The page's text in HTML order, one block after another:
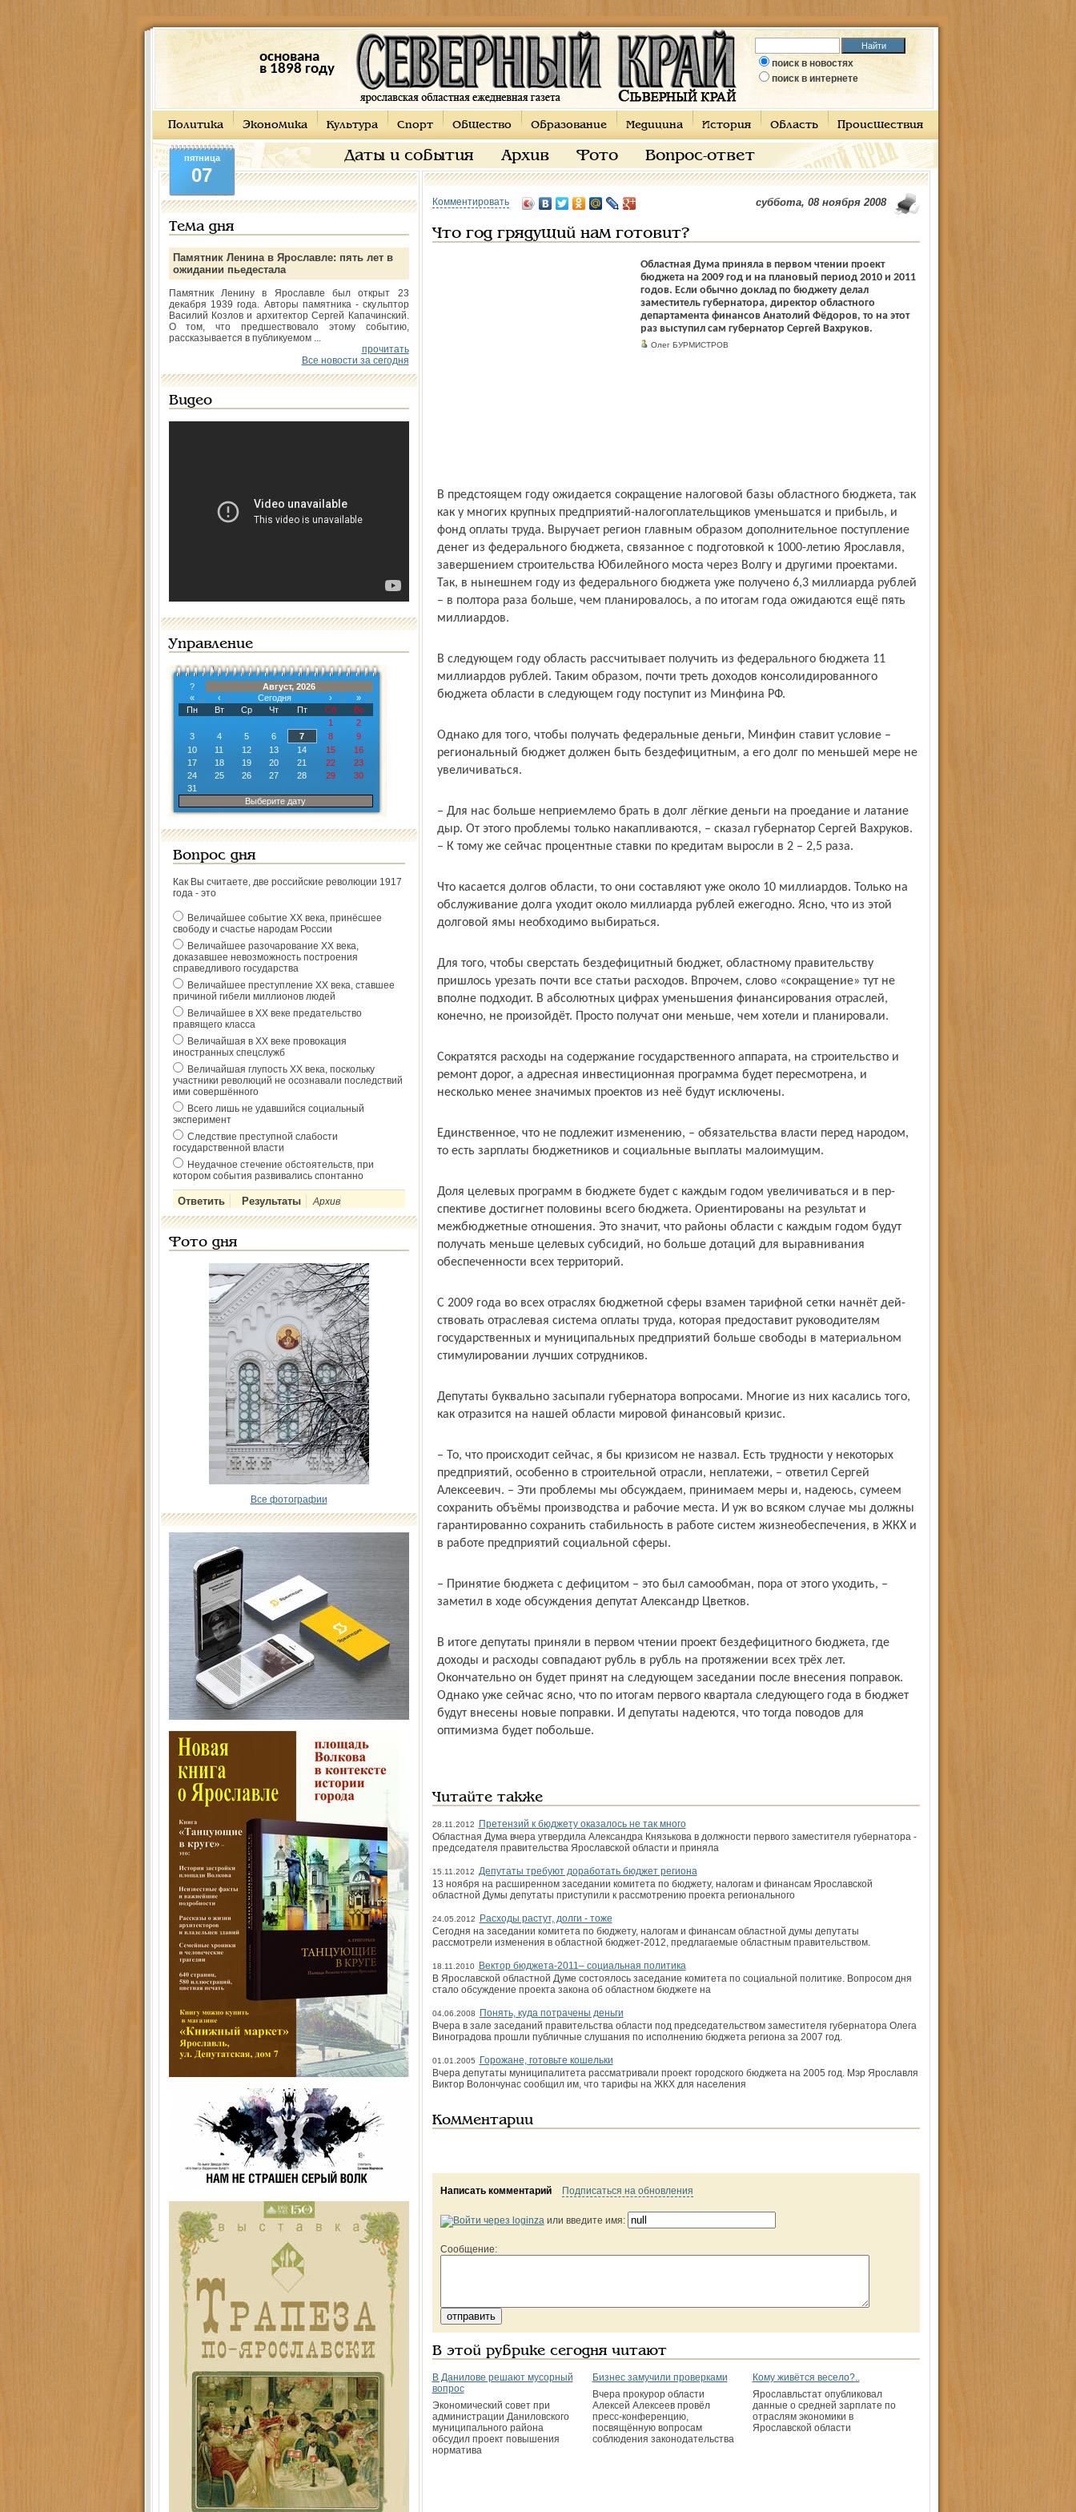
основана
в 1898 году
поиск в новостях
поиск в интернете
Политика Экономика Культура Спорт Общество Образование Медицина История Область Происшествия
Даты и события Архив Фото Вопрос-ответ
пятница
07
Тема дня
Памятник Ленина в Ярославле: пять лет в
ожидании пьедестала
Памятник Ленину в Ярославле был открыт 23
декабря 1939 года. Авторы памятника - скульптор
Василий Козлов и архитектор Сергей Капачинский.
О том, что предшествовало этому событию,
рассказывается в публикуемом ...
прочитать
Все новости за сегодня
Видео
Управление
?
Август, 2026
«
‹ Сегодня ›
»
Пн
Вт Ср Чт Пт Сб
Вс
1
2
3
4 5 6 7 8
9
10
11 12 13 14 15
16
17
18 19 20 21 22
23
24
25 26 27 28 29
30
31
Выберите дату
Вопрос дня
Как Вы считаете, две российские революции 1917
года - это
Величайшее событие ХХ века, принёсшее
свободу и счастье народам России
Величайшее разочарование ХХ века,
доказавшее невозможность построения
справедливого государства
Величайшее преступление ХХ века, ставшее
причиной гибели миллионов людей
Величайшее в ХХ веке предательство
правящего класса
Величайшая в ХХ веке провокация
иностранных спецслужб
Величайшая глупость ХХ века, поскольку
участники революций не осознавали последствий
ими совершённого
Всего лишь не удавшийся социальный
эксперимент
Следствие преступной слабости
государственной власти
Неудачное стечение обстоятельств, при
котором события развивались спонтанно
Архив
Фото дня
Все фотографии
Комментировать суббота, 08 ноября 2008
Что год грядущий нам готовит?
Областная Дума приняла в первом чтении проект
бюджета на 2009 год и на плановый период 2010 и 2011
годов. Если обычно доклад по бюджету делал
заместитель губернатора, директор областного
департамента финансов Анатолий Фёдоров, то на этот
раз выступил сам губернатор Сергей Вахруков.
Олег БУРМИСТРОВ
В предстоящем году ожидается сокращение налоговой базы областного бюджета, так
как у многих крупных предприятий-налогоплательщиков уменьшатся и прибыль, и
фонд оплаты труда. Выручает регион главным образом дополнительное поступление
денег из федерального бюджета, связанное с подготовкой к 1000-летию Ярославля,
завершением строительства Юбилейного моста через Волгу и другими проектами.
Так, в нынешнем году из федерального бюджета уже получено 6,3 миллиарда рублей
– в полтора раза больше, чем планировалось, а по итогам года ожидаются ещё пять
миллиардов.
В следующем году область рассчитывает получить из федерального бюджета 11
миллиардов рублей. Таким образом, почти треть доходов консолидированного
бюджета области в следующем году поступит из Минфина РФ.
Однако для того, чтобы получать федеральные деньги, Минфин ставит условие –
региональный бюджет должен быть бездефицитным, а его долг по меньшей мере не
увеличиваться.
– Для нас больше неприемлемо брать в долг лёгкие деньги на проедание и латание
дыр. От этого проблемы только накапливаются, – сказал губернатор Сергей Вахруков.
– К тому же сейчас процентные ставки по кредитам выросли в 2 – 2,5 раза.
Что касается долгов области, то они составляют уже около 10 миллиардов. Только на
обслуживание долга уходит около миллиарда рублей ежегодно. Ясно, что из этой
долговой ямы необходимо выбираться.
Для того, чтобы сверстать бездефицитный бюджет, областному правительству
пришлось урезать почти все статьи расходов. Впрочем, слово «сокращение» тут не
вполне подходит. В абсолютных цифрах уменьшения финансирования отраслей,
конечно, не произойдёт. Просто получат они меньше, чем хотели и планировали.
Сократятся расходы на содержание государственного аппарата, на строительство и
ремонт дорог, а адресная инвестиционная программа будет пересмотрена, и
несколько менее значимых проектов из неё будут исключены.
Единственное, что не подлежит изменению, – обязательства власти перед народом,
то есть зарплаты бюджетников и социальные выплаты малоимущим.
Доля целевых программ в бюджете будет с каждым годом увеличиваться и в пер­
спективе достигнет половины всего бюджета. Ориентированы на результат и
межбюджетные отношения. Это значит, что районы области с каждым годом будут
получать меньше целевых субсидий, но больше дотаций для выравнивания
обеспеченности всех территорий.
С 2009 года во всех отраслях бюджетной сферы взамен тарифной сетки начнёт дей­
ствовать отраслевая система оплаты труда, которая предоставит руководителям
государственных и муниципальных предприятий больше свободы в материальном
стимулировании лучших сотрудников.
Депутаты буквально засыпали губернатора вопросами. Многие из них касались того,
как отразится на нашей области мировой финансовый кризис.
– То, что происходит сейчас, я бы кризисом не назвал. Есть трудности у некоторых
предприятий, особенно в строительной отрасли, неплатежи, – ответил Сергей
Алексеевич. – Эти проблемы мы обсуждаем, принимаем меры и, надеюсь, сумеем
сохранить объёмы производства и рабочие места. И уж во всяком случае мы должны
гарантированно сохранить стабильность в работе систем жизнеобеспечения, в ЖКХ и
в работе предприятий социальной сферы.
– Принятие бюджета с дефицитом – это был самообман, пора от этого уходить, –
заметил в ходе обсуждения депутат Александр Цветков.
В итоге депутаты приняли в первом чтении проект бездефицитного бюджета, где
доходы и расходы совпадают рубль в рубль на протяжении всех трёх лет.
Окончательно он будет принят на следующем заседании после внесения поправок.
Однако уже сейчас ясно, что по итогам первого квартала следующего года в бюджет
будут внесены новые поправки. И депутаты надеются, что тогда поводов для
оптимизма будет побольше.
Читайте также
28.11.2012
Претензий к бюджету оказалось не так много
Областная Дума вчера утвердила Александра Князькова в должности первого заместителя губернатора -
председателя правительства Ярославской области и приняла
15.11.2012 Депутаты требуют доработать бюджет региона
13 ноября на расширенном заседании комитета по бюджету, налогам и финансам Ярославской
областной Думы депутаты приступили к рассмотрению проекта регионального
24.05.2012
Расходы растут, долги - тоже
Сегодня на заседании комитета по бюджету, налогам и финансам областной думы депутаты
рассмотрели изменения в областной бюджет-2012, предлагаемые областным правительством.
18.11.2010
Вектор бюджета-2011– социальная политика
В Ярославской областной Думе состоялось заседание комитета по социальной политике. Вопросом дня
стало обсуждение проекта закона об областном бюджете на
04.06.2008
Понять, куда потрачены деньги
Вчера в зале заседаний правительства области под председательством заместителя губернатора Олега
Виноградова прошли публичные слушания по исполнению бюджета региона за 2007 год.
01.01.2005
Горожане, готовьте кошельки
Вчера депутаты муниципалитета рассматривали проект городского бюджета на 2005 год. Мэр Ярославля
Виктор Волончунас сообщил им, что тарифы на ЖКХ для населения
Комментарии
Написать комментарий Подписаться на обновления
или введите имя:
Сообщение:
В этой рубрике сегодня читают
В Данилове решают мусорный
вопрос
Экономический совет при
администрации Даниловского
муниципального района
обсудил проект повышения
норматива
Бизнес замучили проверками
Вчера прокурор области
Алексей Алексеев провёл
пресс-конференцию,
посвящённую вопросам
соблюдения законодательства
Кому живётся весело?..
Ярославльстат опубликовал
данные о средней зар­плате по
отраслям экономики в
Ярославской области